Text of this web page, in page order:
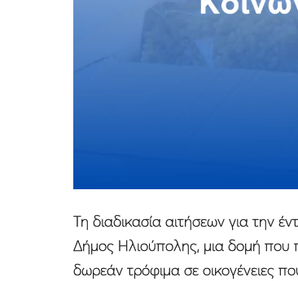
Τη διαδικασία αιτήσεων για την
Δήμος Ηλιούπολης, μια δομή που
δωρεάν τρόφιμα σε οικογένειες